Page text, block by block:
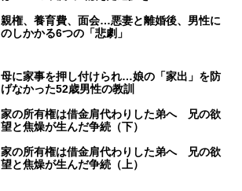
親権、養育費、面会…悪妻と離婚後、男性に
のしかかる6つの「悲劇」
母に家事を押し付けられ…娘の「家出」を防
げなかった52歳男性の教訓
家の所有権は借金肩代わりした弟へ 兄の欲
望と焦燥が生んだ争続（下）
家の所有権は借金肩代わりした弟へ 兄の欲
望と焦燥が生んだ争続（上）